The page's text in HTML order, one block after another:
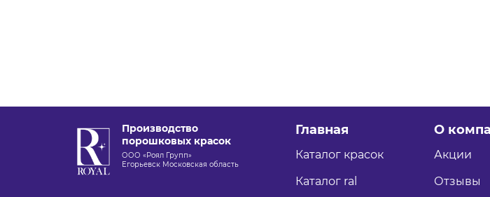
Производство
порошковых красок
ООО «Роял Групп»
Егорьевск Московская область
Главная
Каталог красок
Каталог ral
О
Акции
Отзывы